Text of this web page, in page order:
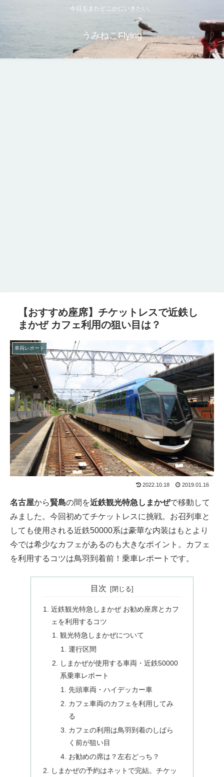
今日もまたどこかにいきたい。
うみねこFlying
【おすすめ座席】チケットレスで近鉄し
まかぜ カフェ利用の狙い目は？
車両レポート
2022.10.18 2019.01.16
名古屋から賢島の間を近鉄観光特急しまかぜで移動して
みました。今回初めてチケットレスに挑戦。お召列車と
しても使用される近鉄50000系は豪華な内装はもとより
今では希少なカフェがあるのも大きなポイント。カフェ
を利用するコツは鳥羽到着前！乗車レポートです。
目次
近鉄観光特急しまかぜ お勧め座席とカフ
ェを利用するコツ
観光特急しまかぜについて
運行区間
しまかぜが使用する車両・近鉄50000
系乗車レポート
先頭車両・ハイデッカー車
カフェ車両のカフェを利用してみ
る
カフェの利用は鳥羽到着のしばら
く前が狙い目
お勧めの席は？左右どっち？
しまかぜの予約はネットで完結。チケッ